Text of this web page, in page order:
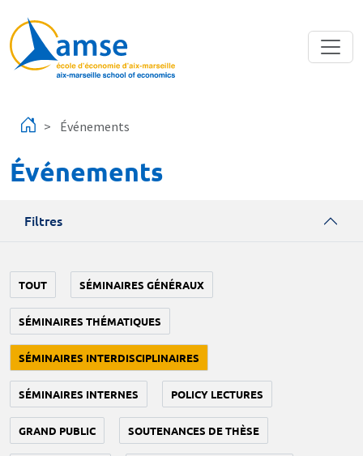
Événements
Événements
Filtres
TOUT SÉMINAIRES GÉNÉRAUX
SÉMINAIRES THÉMATIQUES
SÉMINAIRES INTERDISCIPLINAIRES
SÉMINAIRES INTERNES POLICY LECTURES
GRAND PUBLIC SOUTENANCES DE THÈSE